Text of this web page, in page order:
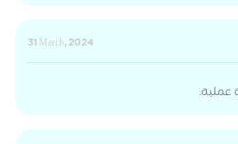
31 March, 2024
عملية.